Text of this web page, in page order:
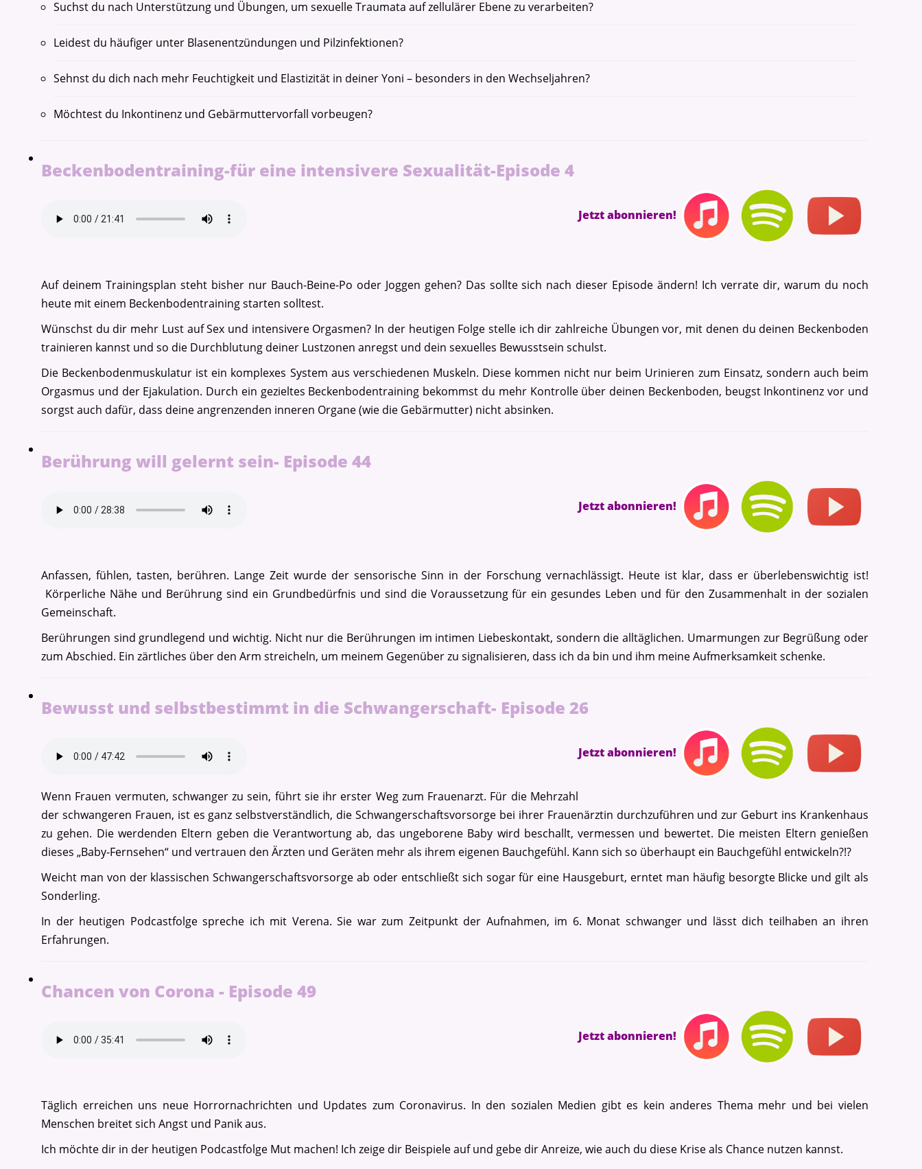
Suchst du nach Unterstützung und Übungen, um sexuelle Traumata auf zellulärer Ebene zu verarbeiten?
Leidest du häufiger unter Blasenentzündungen und Pilzinfektionen?
Sehnst du dich nach mehr Feuchtigkeit und Elastizität in deiner Yoni – besonders in den Wechseljahren?
Möchtest du Inkontinenz und Gebärmuttervorfall vorbeugen?
Beckenbodentraining-für eine intensivere Sexualität-Episode 4
Jetzt abonnieren!
Auf deinem Trainingsplan steht bisher nur Bauch-Beine-Po oder Joggen gehen? Das sollte sich nach dieser Episode ändern! Ich verrate dir, warum du noch
heute mit einem Beckenbodentraining starten solltest.
Wünschst du dir mehr Lust auf Sex und intensivere Orgasmen? In der heutigen Folge stelle ich dir zahlreiche Übungen vor, mit denen du deinen Beckenboden
trainieren kannst und so die Durchblutung deiner Lustzonen anregst und dein sexuelles Bewusstsein schulst.
Die Beckenbodenmuskulatur ist ein komplexes System aus verschiedenen Muskeln. Diese kommen nicht nur beim Urinieren zum Einsatz, sondern auch beim
Orgasmus und der Ejakulation. Durch ein gezieltes Beckenbodentraining bekommst du mehr Kontrolle über deinen Beckenboden, beugst Inkontinenz vor und
sorgst auch dafür, dass deine angrenzenden inneren Organe (wie die Gebärmutter) nicht absinken.
Berührung will gelernt sein- Episode 44
Jetzt abonnieren!
Anfassen, fühlen, tasten, berühren. Lange Zeit wurde der sensorische Sinn in der Forschung vernachlässigt. Heute ist klar, dass er überlebenswichtig ist!
Körperliche Nähe und Berührung sind ein Grundbedürfnis und sind die Voraussetzung für ein gesundes Leben und für den Zusammenhalt in der sozialen
Gemeinschaft.
Berührungen sind grundlegend und wichtig. Nicht nur die Berührungen im intimen Liebeskontakt, sondern die alltäglichen. Umarmungen zur Begrüßung oder
zum Abschied. Ein zärtliches über den Arm streicheln, um meinem Gegenüber zu signalisieren, dass ich da bin und ihm meine Aufmerksamkeit schenke.
Bewusst und selbstbestimmt in die Schwangerschaft- Episode 26
Jetzt abonnieren!
Wenn Frauen vermuten, schwanger zu sein, führt sie ihr erster Weg zum Frauenarzt. Für die Mehrzahl
der schwangeren Frauen, ist es ganz selbstverständlich, die Schwangerschaftsvorsorge bei ihrer Frauenärztin durchzuführen und zur Geburt ins Krankenhaus
zu gehen. Die werdenden Eltern geben die Verantwortung ab, das ungeborene Baby wird beschallt, vermessen und bewertet. Die meisten Eltern genießen
dieses „Baby-Fernsehen“ und vertrauen den Ärzten und Geräten mehr als ihrem eigenen Bauchgefühl. Kann sich so überhaupt ein Bauchgefühl entwickeln?!?
Weicht man von der klassischen Schwangerschaftsvorsorge ab oder entschließt sich sogar für eine Hausgeburt, erntet man häufig besorgte Blicke und gilt als
Sonderling.
In der heutigen Podcastfolge spreche ich mit Verena. Sie war zum Zeitpunkt der Aufnahmen, im 6. Monat schwanger und lässt dich teilhaben an ihren
Erfahrungen.
Chancen von Corona - Episode 49
Jetzt abonnieren!
Täglich erreichen uns neue Horrornachrichten und Updates zum Coronavirus. In den sozialen Medien gibt es kein anderes Thema mehr und bei vielen
Menschen breitet sich Angst und Panik aus.
Ich möchte dir in der heutigen Podcastfolge Mut machen! Ich zeige dir Beispiele auf und gebe dir Anreize, wie auch du diese Krise als Chance nutzen kannst.
Das 36. Dakini Training: Start 06. - 09.08.2026
Modul 1b: 06.08. - 09.08.2026
Modul 3: 08.10. - 11.10.2026
Modul 4: 12.11. - 15.11.2026
Zur Anmeldung